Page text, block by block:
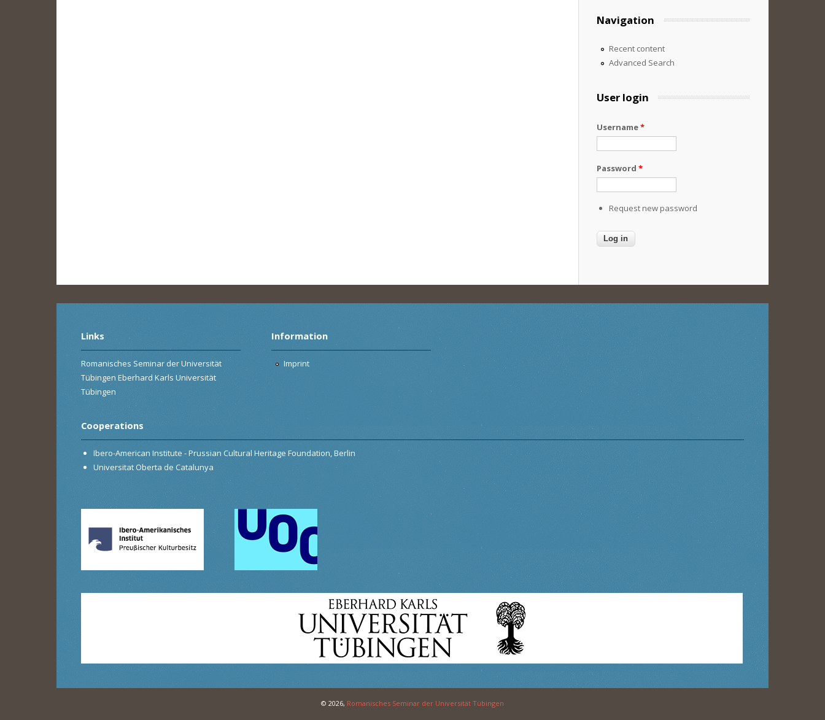
Navigation
Recent content
Advanced Search
User login
Username*
Password *
Request new password
Links
Romanisches Seminar der Universität
Tübingen Eberhard Karls Universität
Tübingen
Information
Imprint
Cooperations
Ibero-American Institute - Prussian Cultural Heritage Foundation, Berlin
Universitat Oberta de Catalunya
© 2026, Romanisches Seminar der Universität Tübingen